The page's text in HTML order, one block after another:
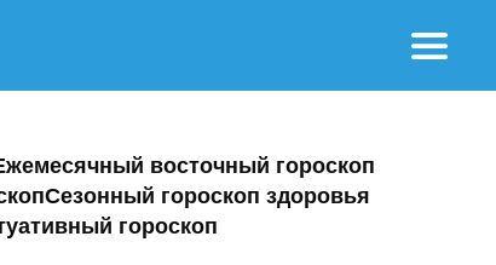
восточный гороскоп
Сезонный гороскоп здоровья
гороскоп